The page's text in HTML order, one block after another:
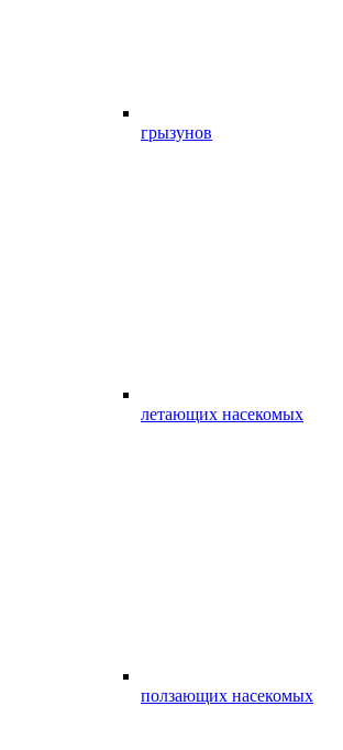
грызунов
летающих насекомых
ползающих насекомых